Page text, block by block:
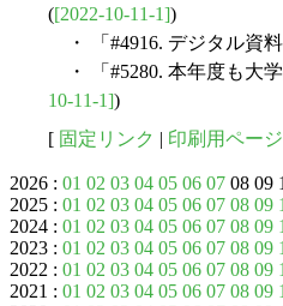
([2022-10-11-1])
・ 「#4916. デジタル資
・ 「#5280. 本年度も大
10-11-1])
[ 固定リンク | 印刷用ページ
2026 : 01 02 03 04 05 06 07 08 09
2025 : 01 02 03 04 05 06 07 08 09
2024 : 01 02 03 04 05 06 07 08 09
2023 : 01 02 03 04 05 06 07 08 09
2022 : 01 02 03 04 05 06 07 08 09
2021 : 01 02 03 04 05 06 07 08 09